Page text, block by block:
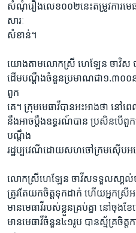
សំណុំរឿងលេខ០០២នេះតម្រូវការមេធ
សារៈ
សំខាន់។
យោងតាមលោកស្រី ហេឡែន ចាវិស បា
ដើមបណ្ដឹងចំនួនប្រមាណជា១.៣០០នា
ពួក
គេ។ ក្រុមមេធាវីបានអះអាងថា នៅព
នឹងអាចប្ដឹងឧទ្ធរណ៍បាន ប្រសិនបើពួ
បណ្ដឹង
រដ្ឋប្បវេណីដោយសហចៅក្រមស៊ើបអង្
លោកស្រីហេឡែន ចាវីសទទួលសា្គល់ថ
ត្រូវតែយកចិត្តទុកដាក់ ហើយអ្នកស្រី
មានមេធាវីរបស់ខ្លួនគ្រប់គ្នា នៅចុង
មានមេធាវីចំនួន៤១រូប បានស្ម័គ្រចិត្ត